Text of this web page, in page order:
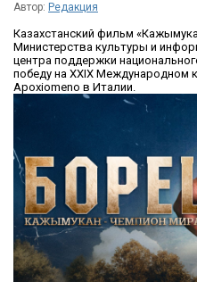
Автор: Редакция
Казахстанский фильм
Министерства культуры и
центра поддержки
победу на XXIX Международном
Apoxiomeno в Италии.